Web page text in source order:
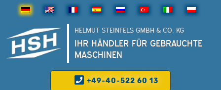
HELMUT STEINFELS GMBH & CO. KG
IHR HÄNDLER FÜR GEBRAUCHTE
MASCHINEN
+49-40-522 60 13